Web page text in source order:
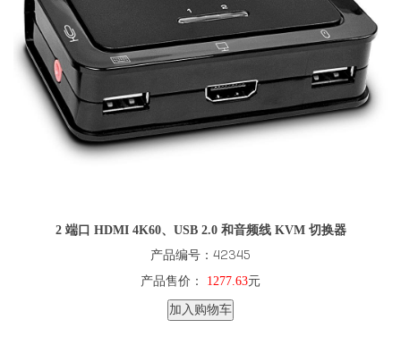
2 端口 HDMI 4K60、USB 2.0 和音频线 KVM 切换器
产品编号：42345
产品售价： 1277.63元
加入购物车